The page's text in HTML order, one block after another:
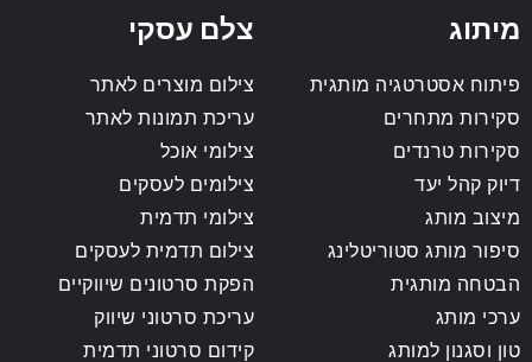
מיתוג
פיתוח אסטרטגיה מותגית
סקירות מתחרים
סקירות טרנדים
דיוק קהל יעד
מיצוב מותג
סיפור מותג סטוריטלינג
הבטחה מותגית
ערכי מותג
טון וסגנון למותג
צלם עסקי
צילום מוצרים לאתר
עריכת תמונות לאתר
צילומי אוכל
צילומים לעסקים
צילומי תדמית
צילום תדמית לעסקים
הפקת סרטונים שיווקיים
עריכת סרטוני שיווק
קידום סרטוני תדמית